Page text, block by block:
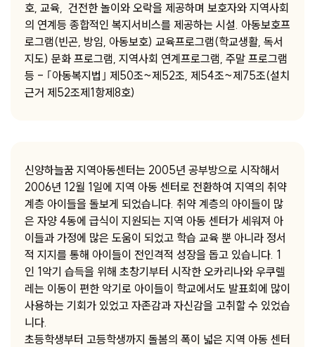
호, 교육, 건전한 놀이와 오락을 제공하며 보호자와 지역사회
의 연계등 종합적인 복지서비스를 제공하는 시설. 아동보호프
로그램(빈곤, 방임, 아동보호) 교육프로그램(학교생활, 독서
지도) 문화 프로그램, 지역사회 연계프로그램, 주말 프로그램
등 - ｢아동복지법｣ 제50조~제52조, 제54조~제75조(설치
근거 제52조제1항제8호)
신양하늘꿈 지역아동센터는 2005년 공부방으로 시작해서
2006년 12월 1일에 지역 아동 센터로 전환하여 지역의 취약
계층 아이들을 돌보게 되었습니다. 취약 계층의 아이들이 많
은 자양 4동에 급식이 지원되는 지역 아동 센터가 세워져 아
이들과 가정에 많은 도움이 되었고 학습 교육 뿐 아니라 정서
적 지지를 통해 아이들이 전인격적 성장을 돕고 있습니다. 1
인 1악기 습득을 위해 초창기부터 시작한 오카리나와 우쿠렐
레는 이동이 편한 악기로 아이들이 학교에서도 발표회에 많이
사용하는 기회가 있었고 자존감과 자신감을 고취할 수 있었습
니다.
초등학생부터 고등학생까지 돌봄의 폭이 넓은 지역 아동 센터